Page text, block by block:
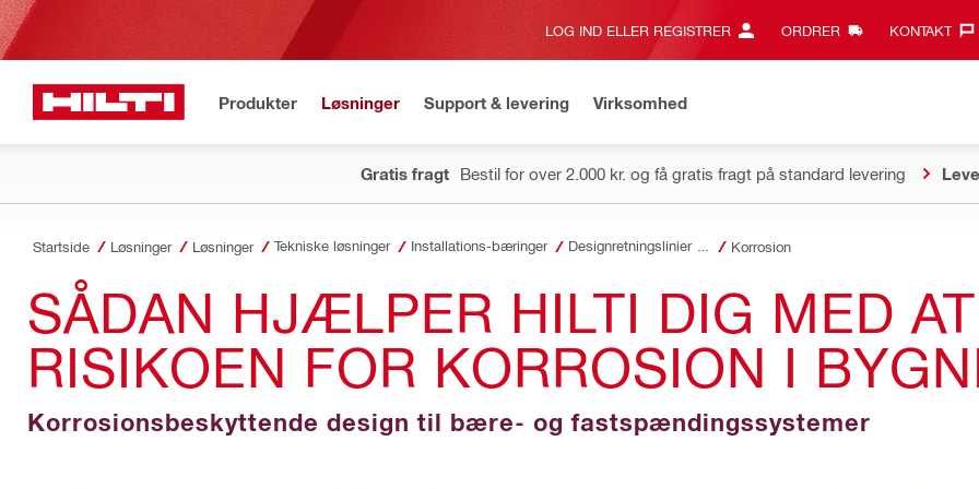
LOG IND ELLER REGISTRER ORDRER KONTAKT‎
Produkter Løsninger Support & levering Virksomhed
Gratis fragt Bestil for over 2.000 kr. og få gratis fragt på standard levering
Startside Løsninger Løsninger Tekniske løsninger Installations-bæringer Korrosion
SÅDAN HJÆLPER HILTI DIG MED
RISIKOEN FOR KORROSION I
Korrosionsbeskyttende design til bære- og fastspændingssystemer